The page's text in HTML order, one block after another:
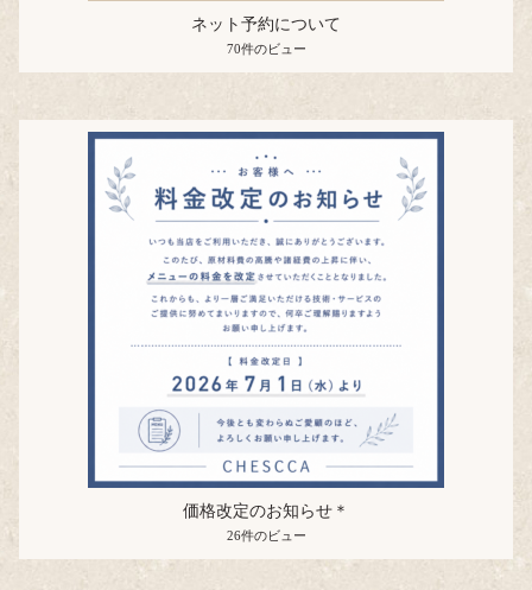
ネット予約について
70件のビュー
価格改定のお知らせ＊
26件のビュー